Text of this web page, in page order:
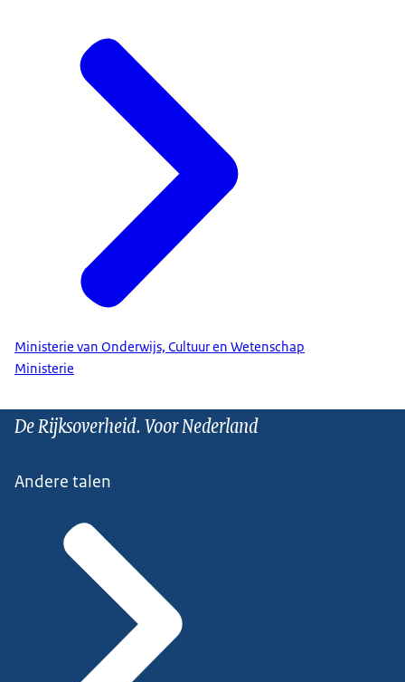
Ministerie van Onderwijs, Cultuur en Wetenschap
Ministerie
De Rijksoverheid. Voor Nederland
Andere talen